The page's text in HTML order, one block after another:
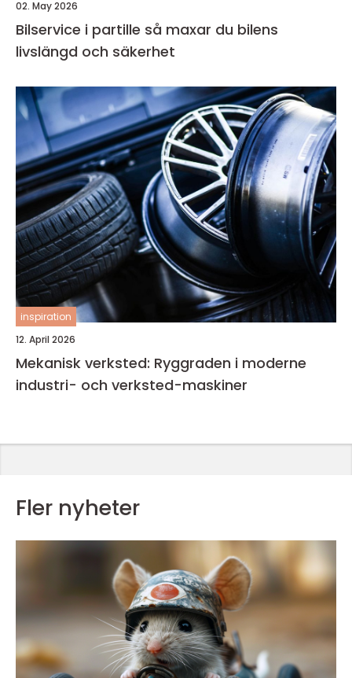
02. May 2026
Bilservice i partille så maxar du bilens
livslängd och säkerhet
inspiration
12. April 2026
Mekanisk verksted: Ryggraden i moderne
industri- och verksted-maskiner
Fler nyheter